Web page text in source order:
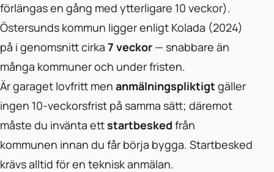
förlängas en gång med ytterligare 10 veckor).
Östersunds kommun ligger enligt Kolada (2024)
på i genomsnitt cirka 7 veckor — snabbare än
många kommuner och under fristen.
Är garaget lovfritt men anmälningspliktigt gäller
ingen 10-veckorsfrist på samma sätt; däremot
måste du invänta ettstartbesked från
kommunen innan du får börja bygga. Startbesked
krävs alltid för en teknisk anmälan.